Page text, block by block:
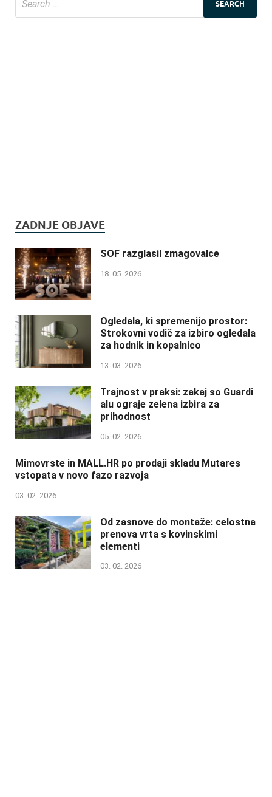
ZADNJE OBJAVE
SOF razglasil zmagovalce
18. 05. 2026
Ogledala, ki spremenijo prostor:
Strokovni vodič za izbiro ogledala
za hodnik in kopalnico
13. 03. 2026
Trajnost v praksi: zakaj so Guardi
alu ograje zelena izbira za
prihodnost
05. 02. 2026
Mimovrste in MALL.HR po prodaji skladu Mutares
vstopata v novo fazo razvoja
03. 02. 2026
Od zasnove do montaže: celostna
prenova vrta s kovinskimi
elementi
03. 02. 2026